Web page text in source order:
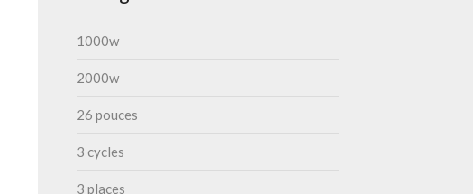
1000w
2000w
26 pouces
3 cycles
3 places